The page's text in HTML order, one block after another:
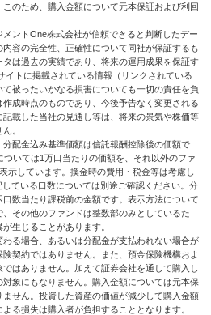
のため、購入金額について元本保証および利回
ントOne株式会社が信頼できると判断したデー
容の完全性、正確性について同社が保証するも
は過去の実績であり、将来の運用成果を保証す
イトに掲載されている情報（リンクされている
被ったいかなる損害についても一切の責任を負
成時点のものであり、今後予告なく変更される
載した当社の見通し等は、将来の景気や株価等
。
配金込み基準価額は信託報酬控除後の価額で
いては1万口当たりの価額を、それ以外のファ
示しています。換金時の費用・税金等は考慮し
ている口数については別途ご確認ください。分
数当たり課税前の金額です。表示方法について
その他のファンドは整数部のみとしているた
生じることがあります。
る場合、あるいは分配金が支払われない場合が
契約ではありません。また、預金保険機構およ
はありません。加えて証券会社を通して購入し
象にもなりません。購入金額については元本保
せん。投資した資産の価値が減少して購入金額
る損失は購入者が負担することとなります。